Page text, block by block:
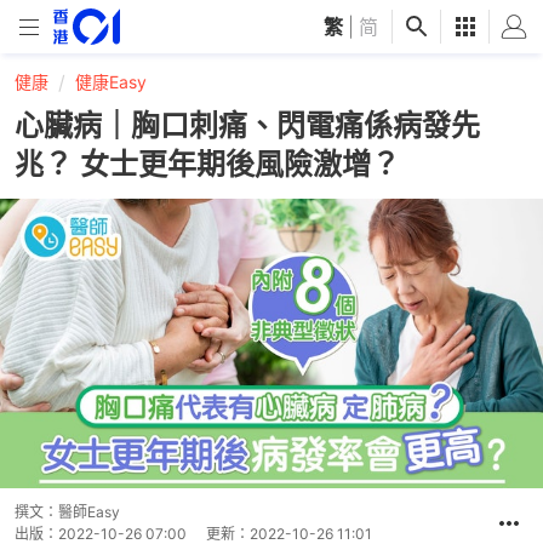
繁 简
健康 健康Easy
心臟病｜胸口刺痛、閃電痛係病發先
兆？ 女士更年期後風險激增？
撰文： 醫師Easy
出版： 2022-10-26 07:00 更新： 2022-10-26 11:01